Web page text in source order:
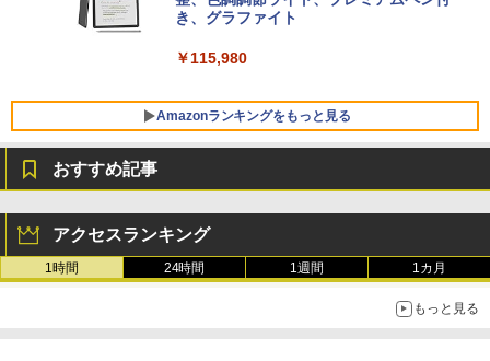
VWK3E15W_AZ
￥139,880
き、グラファイト
￥115,980
Amazonランキングをもっと見る
おすすめ記事
アクセスランキング
1時間 24時間 1週間 1カ月
もっと見る